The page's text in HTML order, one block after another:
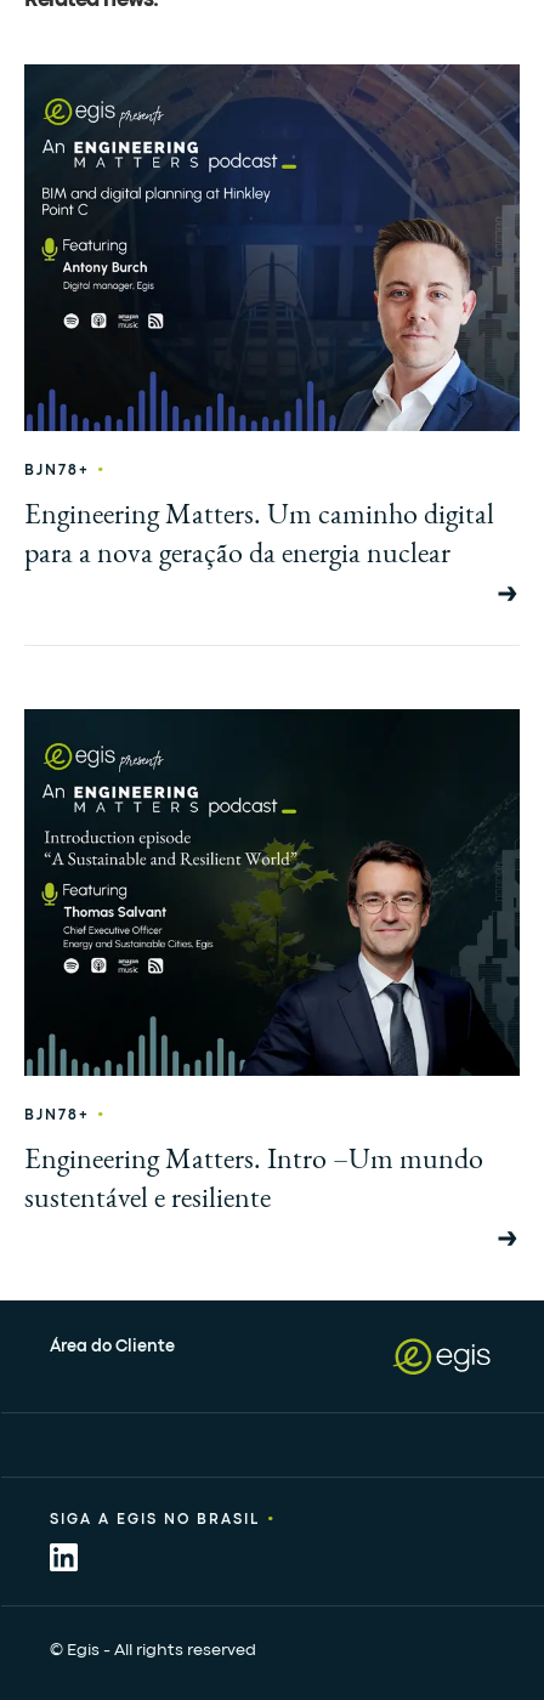
BJN78+ •
Engineering Matters. Um caminho digital
para a nova geração da energia nuclear
BJN78+ •
Engineering Matters. Intro –Um mundo
sustentável e resiliente
Área do Cliente
© Egis - All rights reserved
SIGA A EGIS NO BRASIL •